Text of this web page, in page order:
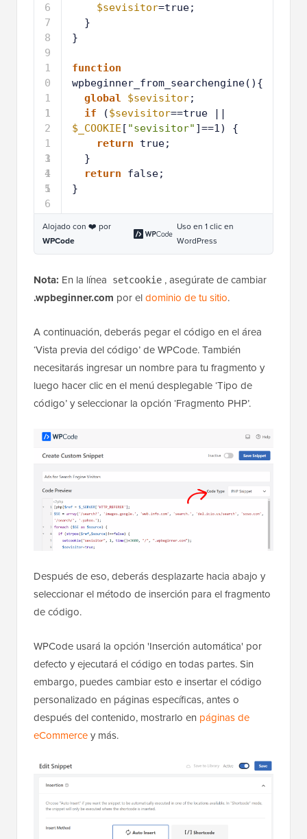
6
7
8
9
1
0
1
1
1
2
1
3
1
4
1
5
1
6
$sevisitor=true;
}
}
function
wpbeginner_from_searchengine(){
global
$sevisitor;
if
($sevisitor
$_COOKIE [ "sevisitor" ]==1) {
return
true;
}
return
false;
}
Alojado con ❤️ por
WPCode
Uso en 1 clic en
WordPress
Nota: En la línea setcookie , asegúrate de cambiar
.wpbeginner.com por eldominio de tu sitio.
A continuación, deberás pegar el código en el área
‘Vista previa del código’ de WPCode. También
necesitarás ingresar un nombre para tu fragmento y
luego hacer clic en el menú desplegable ‘Tipo de
código’ y seleccionar la opción ‘Fragmento PHP’.
Después de eso, deberás desplazarte hacia abajo y
seleccionar el método de inserción para el fragmento
de código.
WPCode usará la opción 'Inserción automática' por
defecto y ejecutará el código en todas partes. Sin
embargo, puedes cambiar esto e insertar el código
personalizado en páginas específicas, antes o
después del contenido, mostrarlo en páginas de
eCommercey más.